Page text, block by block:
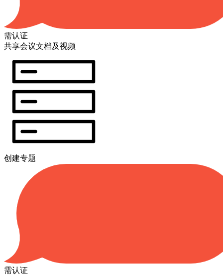
需认证
共享会议文档及视频
创建专题
需认证